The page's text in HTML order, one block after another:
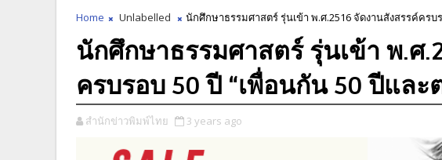
Home Unlabelled นักศึกษาธรรมศาสตร์ รุ่นเข้า พ.ศ.2516 จัดงานสังสรรค์ครบ
นักศึกษาธรรมศาสตร์ รุ่นเข้า พ.ศ
ครบรอบ 50 ปี “เพื่อนกัน 50 ปีและ
สำนักข่าวพิมพ์ไทย 3 years ago